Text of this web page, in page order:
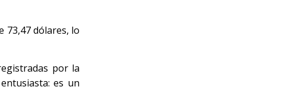
73,47 dólares, lo
por la
es un